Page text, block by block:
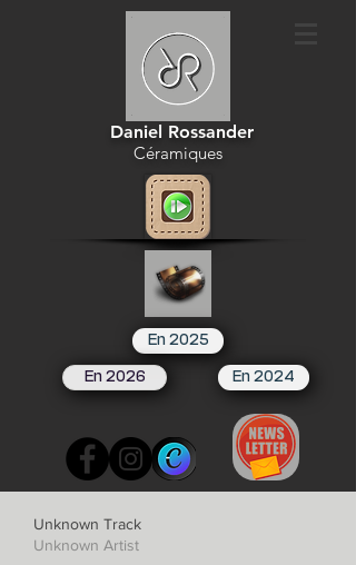
Daniel Rossander
Céramiques
En 2025
En 2026 En 2024
Unknown Track
Unknown Artist